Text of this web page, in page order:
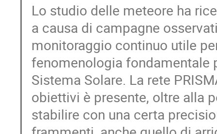
Lo studio delle meteore ha
a causa di campagne
monitoraggio continuo utile
fenomenologia fondamentale
Sistema Solare. La rete
obiettivi è presente, oltre alla
stabilire con una certa